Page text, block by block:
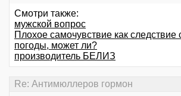
Смотри также:
мужской вопрос
Плохое самочувствие как следствие
погоды, может ли?
производитель БЕЛИЗ
Re: Антимюллеров гормон